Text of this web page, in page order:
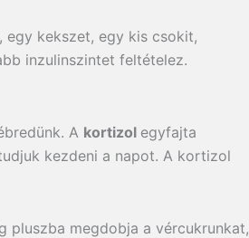
kekszet, egy kis csokit,
inzulinszintet feltételez.
A kortizol egyfajta
kezdeni a napot. A kortizol
pluszba megdobja a vércukrunkat,